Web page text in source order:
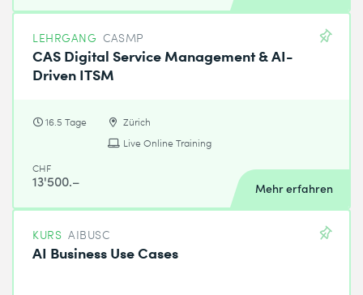
LEHRGANG CASMP
CAS Digital Service Management & AI-
Driven ITSM
16.5 Tage
Zürich
Live Online Training
CHF
13'500.– Mehr erfahren
KURS AIBUSC
AI Business Use Cases